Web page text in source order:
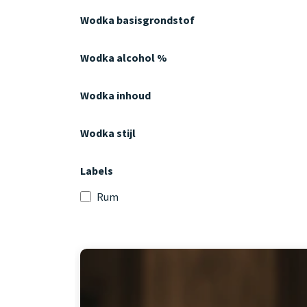
Wodka basisgrondstof
Wodka alcohol %
Wodka inhoud
Wodka stijl
Labels
Rum